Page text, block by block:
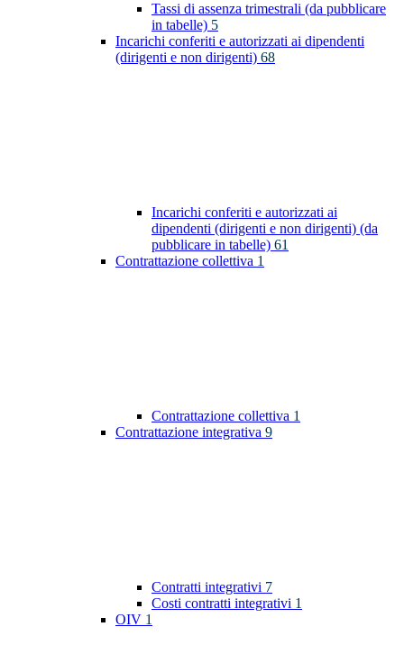
Tassi di assenza trimestrali (da pubblicare
in tabelle) 5
Incarichi conferiti e autorizzati ai dipendenti
(dirigenti e non dirigenti) 68
Incarichi conferiti e autorizzati ai
dipendenti (dirigenti e non dirigenti) (da
pubblicare in tabelle) 61
Contrattazione collettiva 1
Contrattazione collettiva 1
Contrattazione integrativa 9
Contratti integrativi 7
Costi contratti integrativi 1
OIV 1